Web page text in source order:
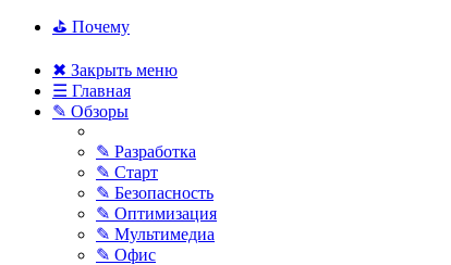
⛳ Почему
✖ Закрыть меню
☰ Главная
✎ Обзоры
✎ Разработка
✎ Старт
✎ Безопасность
✎ Оптимизация
✎ Мультимедиа
✎ Офис